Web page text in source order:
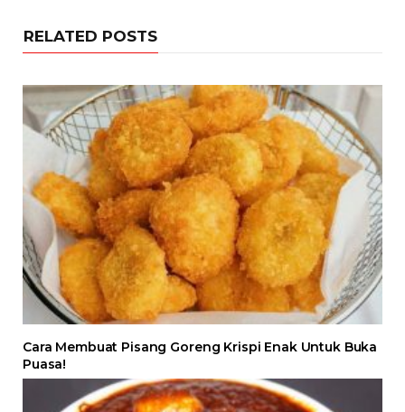
RELATED POSTS
Cara Membuat Pisang Goreng Krispi Enak Untuk Buka
Puasa!